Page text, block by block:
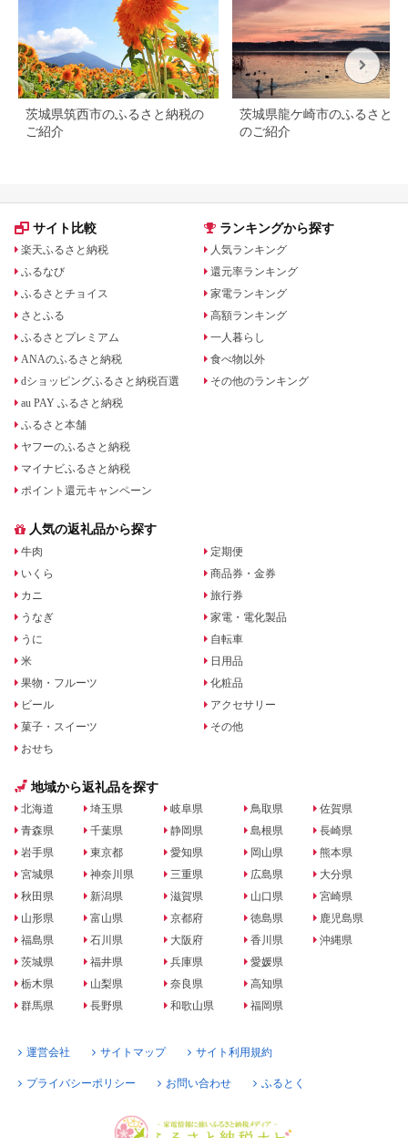
茨城県筑西市のふるさと納税の
ご紹介
茨城県龍ケ崎市のふるさと納
のご紹介
サイト比較
楽天ふるさと納税
ふるなび
ふるさとチョイス
さとふる
ふるさとプレミアム
ANAのふるさと納税
dショッピングふるさと納税百選
au PAY ふるさと納税
ふるさと本舗
ヤフーのふるさと納税
マイナビふるさと納税
ポイント還元キャンペーン
ランキングから探す
人気ランキング
還元率ランキング
家電ランキング
高額ランキング
一人暮らし
食べ物以外
その他のランキング
人気の返礼品から探す
牛肉
いくら
カニ
うなぎ
うに
米
果物・フルーツ
ビール
菓子・スイーツ
おせち
定期便
商品券・金券
旅行券
家電・電化製品
自転車
日用品
化粧品
アクセサリー
その他
地域から返礼品を探す
北海道
青森県
岩手県
宮城県
秋田県
山形県
福島県
茨城県
栃木県
群馬県
埼玉県
千葉県
東京都
神奈川県
新潟県
富山県
石川県
福井県
山梨県
長野県
岐阜県
静岡県
愛知県
三重県
滋賀県
京都府
大阪府
兵庫県
奈良県
和歌山県
鳥取県
島根県
岡山県
広島県
山口県
徳島県
香川県
愛媛県
高知県
福岡県
佐賀県
長崎県
熊本県
大分県
宮崎県
鹿児島県
沖縄県
運営会社 サイトマップ サイト利用規約
プライバシーポリシー お問い合わせ ふるとく